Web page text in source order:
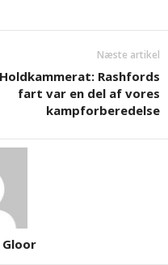
Næste artikel
Holdkammerat: Rashfords
fart var en del af vores
kampforberedelse